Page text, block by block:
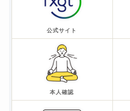
公式サイト
本人確認